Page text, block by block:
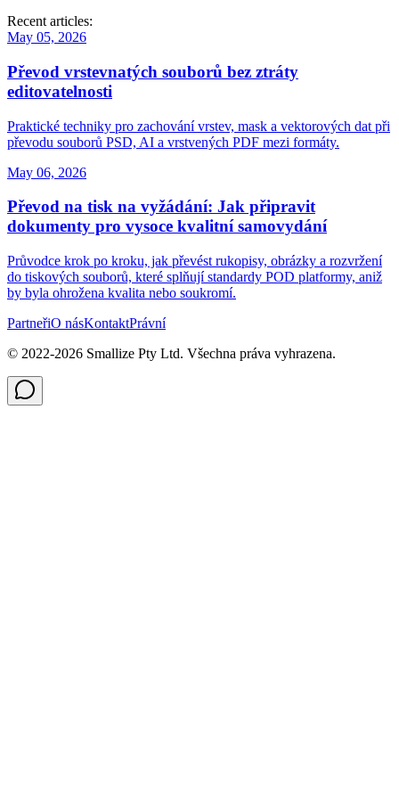
Recent articles:
May 05, 2026
Převod vrstevnatých souborů bez ztráty
editovatelnosti
Praktické techniky pro zachování vrstev, mask a vektorových dat při
převodu souborů PSD, AI a vrstvených PDF mezi formáty.
May 06, 2026
Převod na tisk na vyžádání: Jak připravit
dokumenty pro vysoce kvalitní samovydání
Průvodce krok po kroku, jak převést rukopisy, obrázky a rozvržení
do tiskových souborů, které splňují standardy POD platformy, aniž
by byla ohrožena kvalita nebo soukromí.
PartneřiO násKontaktPrávní
© 2022-2026 Smallize Pty Ltd. Všechna práva vyhrazena.